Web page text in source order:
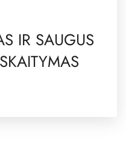
IR SAUGUS